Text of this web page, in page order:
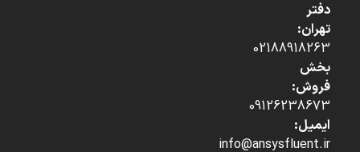
دفتر
تهران:
02188918263
بخش
فروش:
09126238673
ایمیل:
info@ansysfluent.ir